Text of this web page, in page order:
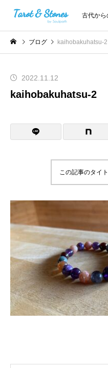
古代から
ブログ kaihobakuhatsu-2
2022.11.12
kaihobakuhatsu-2
この記事のタイ